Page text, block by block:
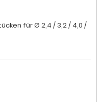
für Ø 2,4 / 3,2 / 4,0 /